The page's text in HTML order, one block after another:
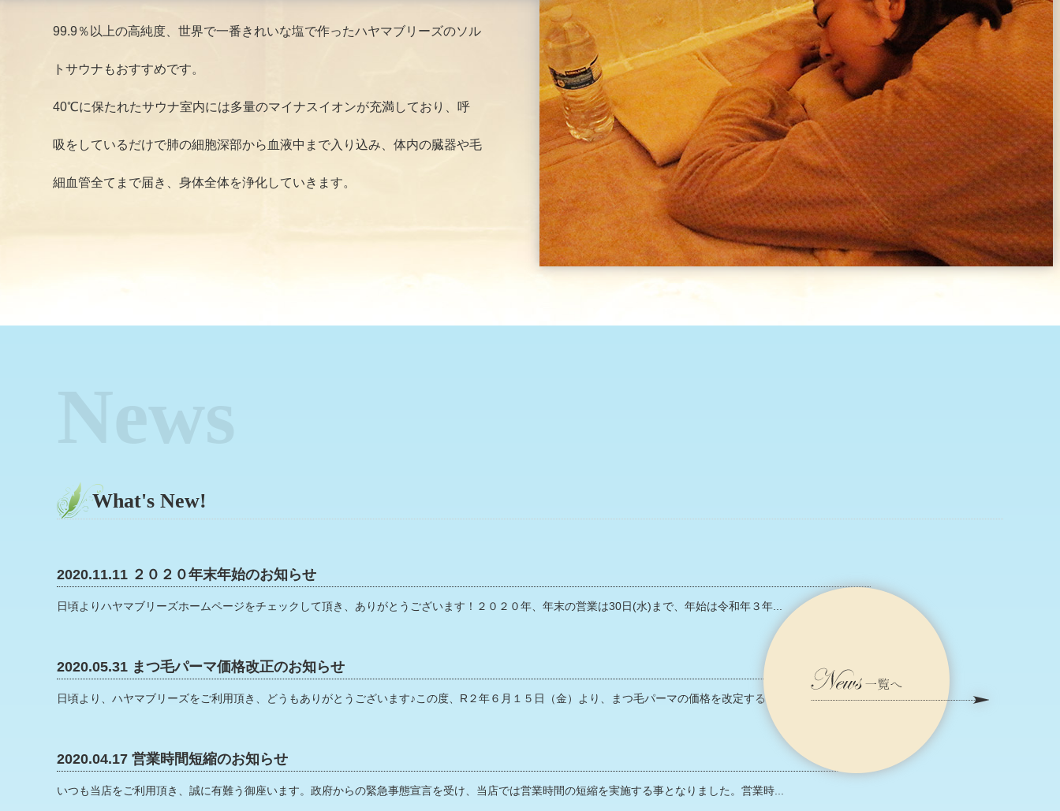
99.9％以上の高純度、世界で一番きれいな塩で作ったハヤマブリーズのソル
トサウナもおすすめです。
40℃に保たれたサウナ室内には多量のマイナスイオンが充満しており、呼
吸をしているだけで肺の細胞深部から血液中まで入り込み、体内の臓器や毛
細血管全てまで届き、身体全体を浄化していきます。
What's New!
2020.11.11 ２０２０年末年始のお知らせ
日頃よりハヤマブリーズホームページをチェックして頂き、ありがとうございます！２０２０年、年末の営業は30日(水)まで、年始は令和年３年...
2020.05.31 まつ毛パーマ価格改正のお知らせ
日頃より、ハヤマブリーズをご利用頂き、どうもありがとうございます♪この度、R２年６月１５日（金）より、まつ毛パーマの価格を改定する...
2020.04.17 営業時間短縮のお知らせ
いつも当店をご利用頂き、誠に有難う御座います。政府からの緊急事態宣言を受け、当店では営業時間の短縮を実施する事となりました。営業時...